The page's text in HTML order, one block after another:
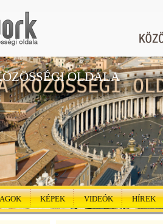
OLDALA
KÉPEK VIDEÓK HÍREK